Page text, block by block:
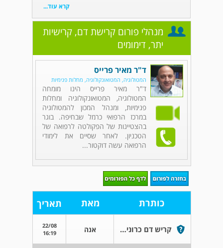
קרא עוד...
מנהלי פורום קרישת דם, קרישיות
יתר, דימומים
ד"ר מאיר פרייס
המטולוגיה, המטואונקולוגיה, מחלות פנימיות
ד"ר מאיר פרייס הינו מומחה
המטולוגיה, המטואונקולוגיה ומחלות
פנימיות, ומנהל המכון להמטולוגיה
במרכז הרפואי כרמל שבחיפה. בוגר
בהצטיינות של הפקולטה לרפואה של
הטכניון. לאחר שסיים את לימודי
הרפואה עשה דוקטור...
כותרת מאת תאריך
קריש דם כרוני בוריד במוח אנה
22/08
16:19